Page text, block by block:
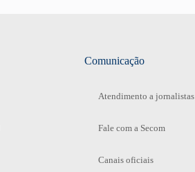
Comunicação
Atendimento a jornalistas
Fale com a Secom
Canais oficiais